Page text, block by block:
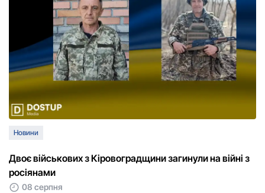
Новини
Двоє військових з Кіровоградщини загинули на війні з
росіянами
08 серпня